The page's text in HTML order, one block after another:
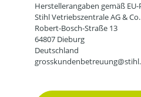
Herstellerangaben gemäß
Stihl Vetriebszentrale AG &
Robert-Bosch-Straße 13
64807 Dieburg
Deutschland